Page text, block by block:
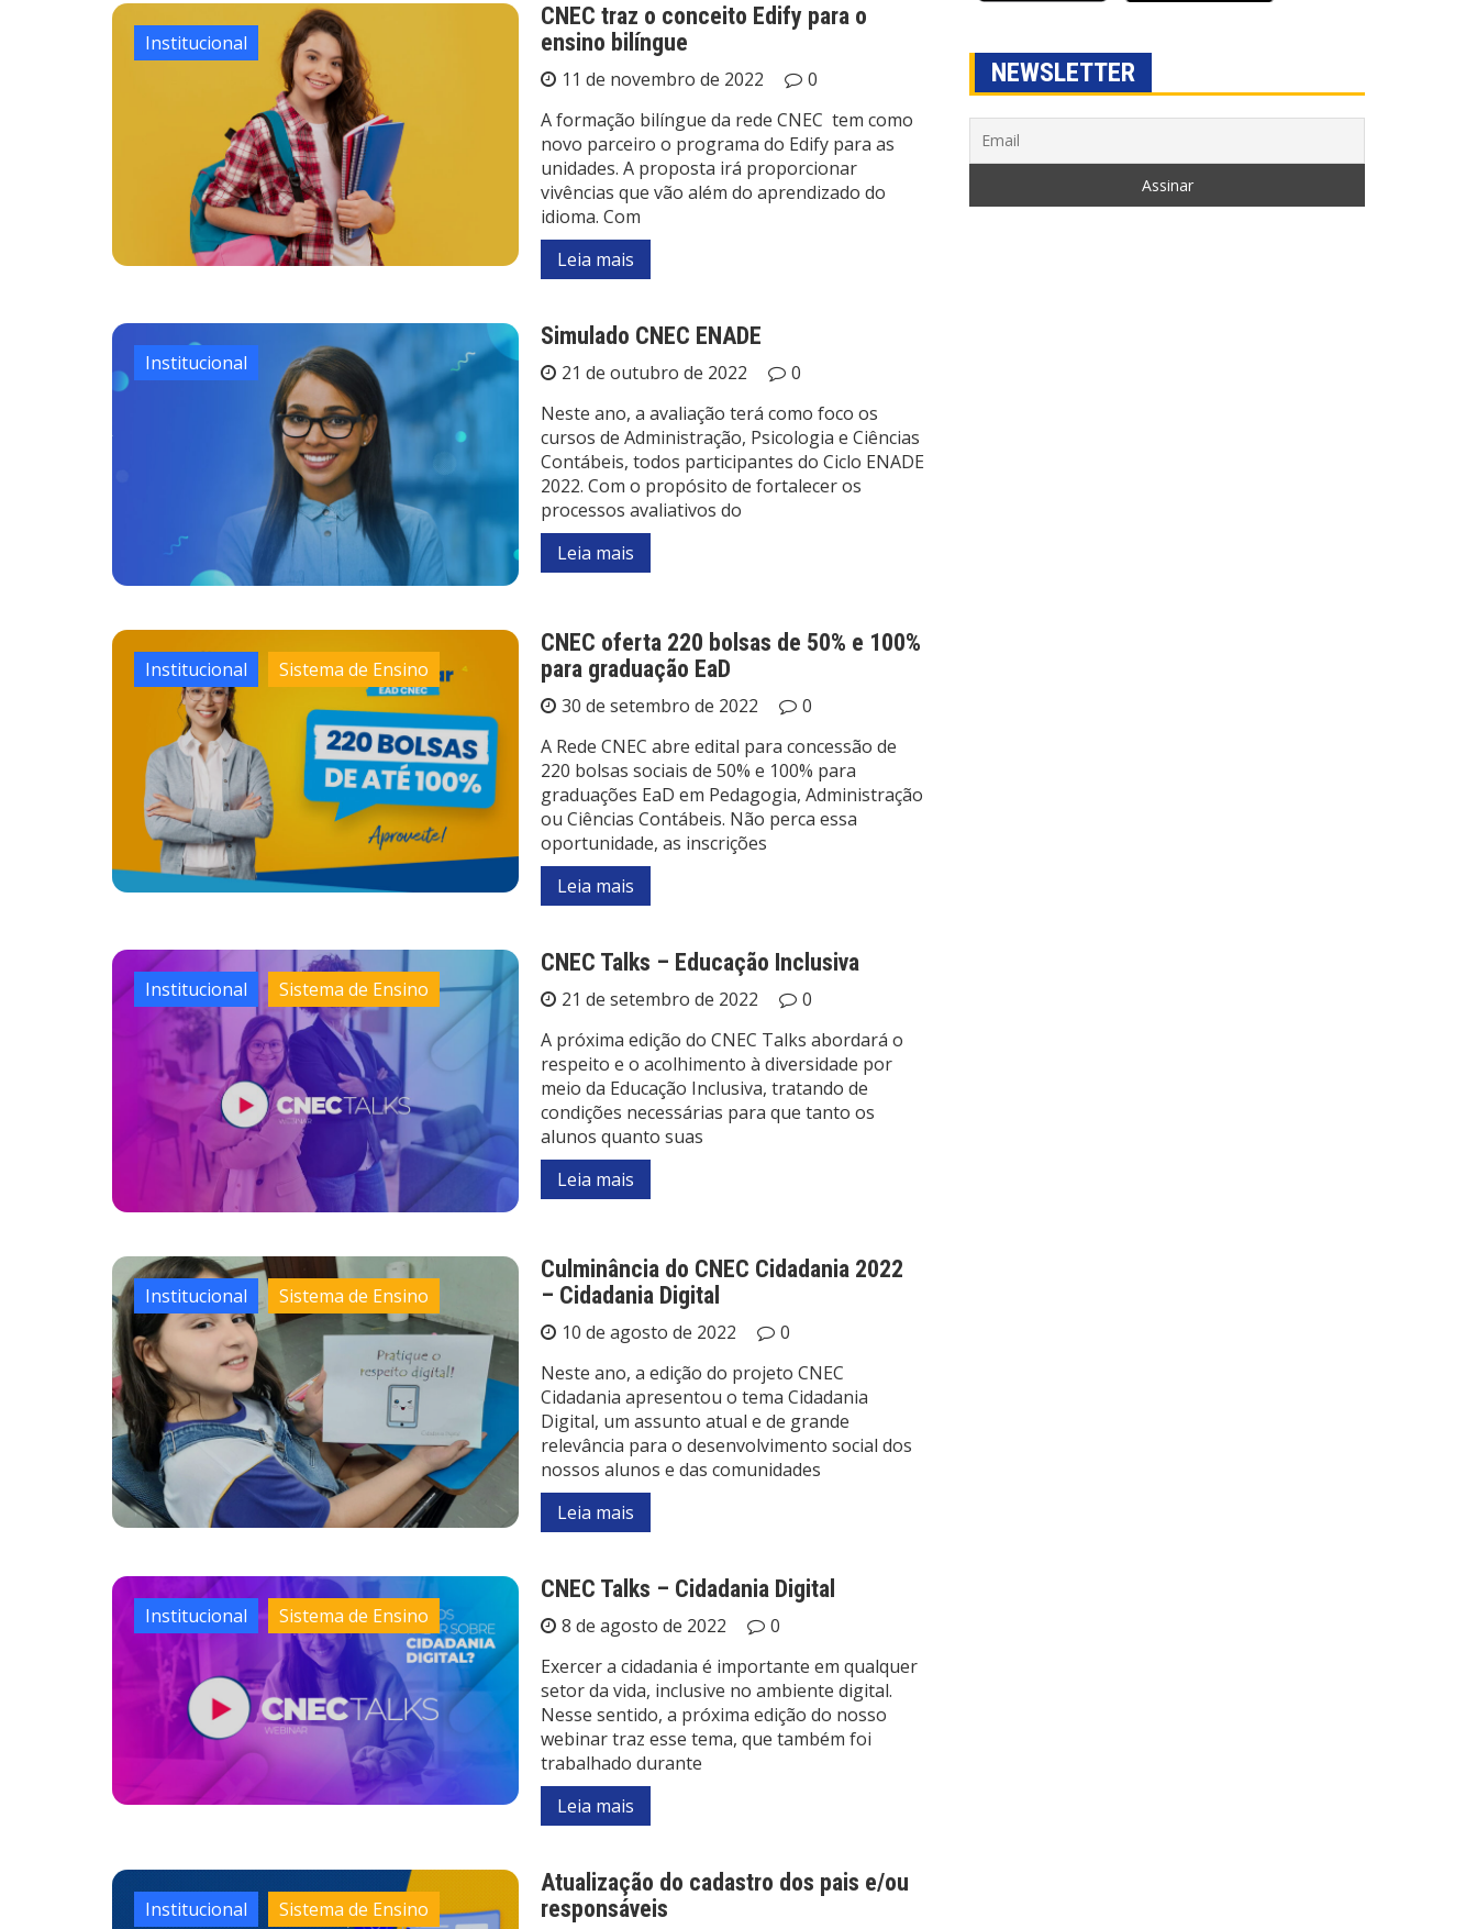
Institucional
CNEC traz o conceito Edify para o
ensino bilíngue
11 de novembro de 2022
0
A formação bilíngue da rede CNEC tem como
novo parceiro o programa do Edify para as
unidades. A proposta irá proporcionar
vivências que vão além do aprendizado do
idioma. Com
Leia mais
Institucional
Simulado CNEC ENADE
21 de outubro de 2022
0
Neste ano, a avaliação terá como foco os
cursos de Administração, Psicologia e Ciências
Contábeis, todos participantes do Ciclo ENADE
2022. Com o propósito de fortalecer os
processos avaliativos do
Leia mais
Institucional Sistema de Ensino
CNEC oferta 220 bolsas de 50% e 100%
para graduação EaD
30 de setembro de 2022
0
A Rede CNEC abre edital para concessão de
220 bolsas sociais de 50% e 100% para
graduações EaD em Pedagogia, Administração
ou Ciências Contábeis. Não perca essa
oportunidade, as inscrições
Leia mais
Institucional Sistema de Ensino
CNEC Talks – Educação Inclusiva
21 de setembro de 2022
0
A próxima edição do CNEC Talks abordará o
respeito e o acolhimento à diversidade por
meio da Educação Inclusiva, tratando de
condições necessárias para que tanto os
alunos quanto suas
Leia mais
Institucional Sistema de Ensino
Culminância do CNEC Cidadania 2022
– Cidadania Digital
10 de agosto de 2022
0
Neste ano, a edição do projeto CNEC
Cidadania apresentou o tema Cidadania
Digital, um assunto atual e de grande
relevância para o desenvolvimento social dos
nossos alunos e das comunidades
Leia mais
Institucional Sistema de Ensino
CNEC Talks – Cidadania Digital
8 de agosto de 2022
0
Exercer a cidadania é importante em qualquer
setor da vida, inclusive no ambiente digital.
Nesse sentido, a próxima edição do nosso
webinar traz esse tema, que também foi
trabalhado durante
Leia mais
Institucional Sistema de Ensino
Atualização do cadastro dos pais e/ou
responsáveis
NEWSLETTER